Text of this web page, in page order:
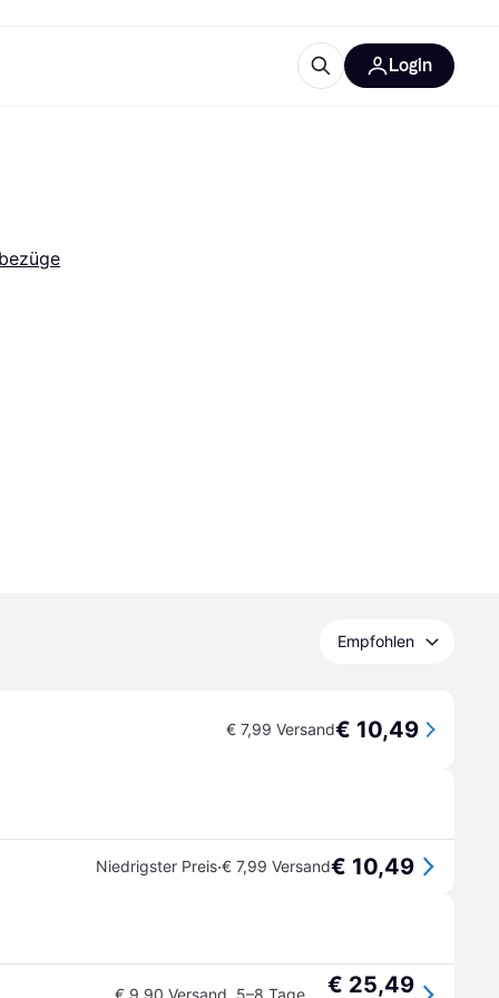
Login
Empfohlen
€ 7,99 Versand€ 10,49
Niedrigster Preis·€ 7,99 Versand€ 10,49
€ 9,90 Versand, 5–8 Tage € 25,49